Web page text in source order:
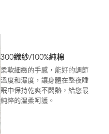
300織紗/100%純棉
柔軟細緻的手感，能好的調節
溫度和濕度，讓身體在整夜睡
眠中保持乾爽不悶熱，給您最
純粹的溫柔呵護。